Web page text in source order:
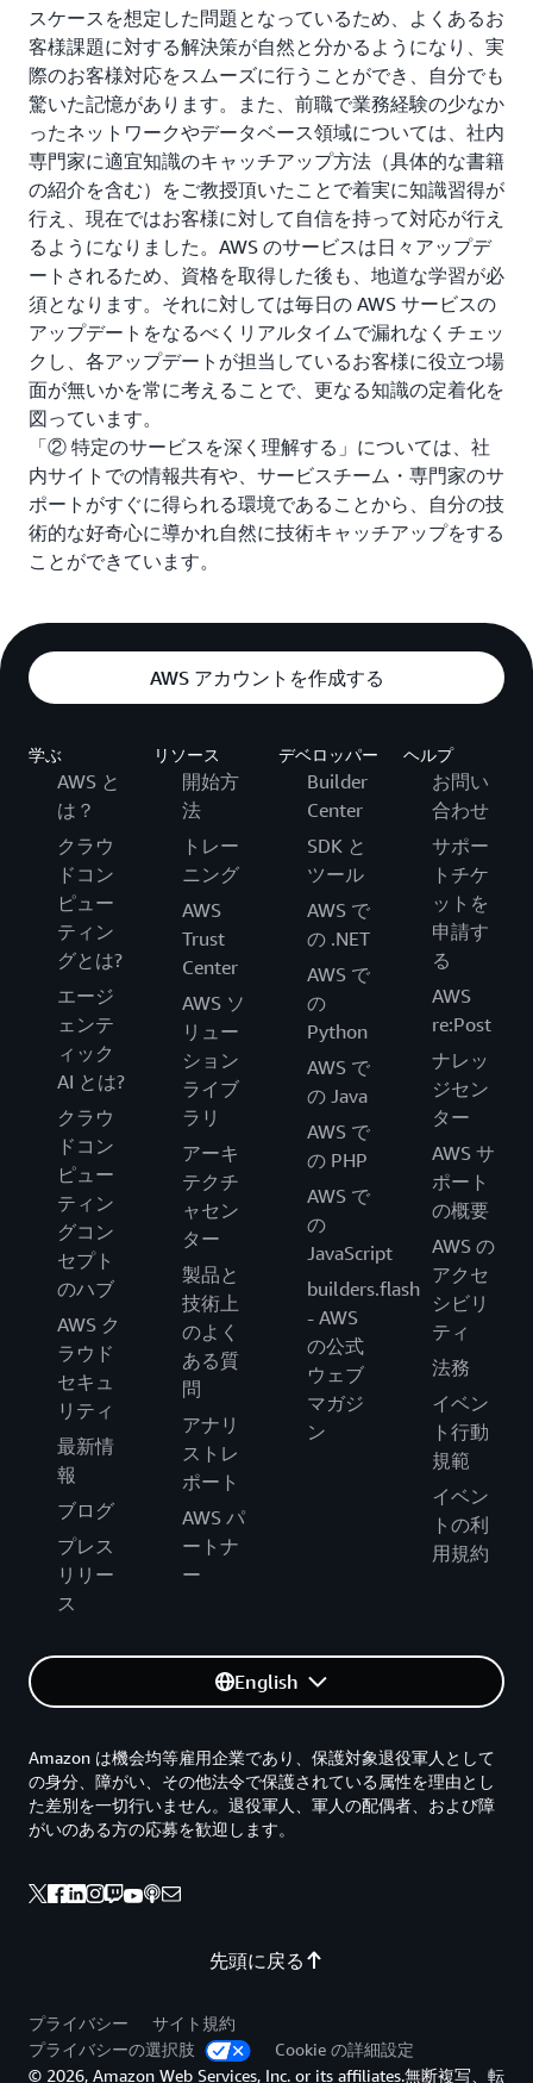
スケースを想定した問題となっているため、よくあるお
客様課題に対する解決策が自然と分かるようになり、実
際のお客様対応をスムーズに行うことができ、自分でも
驚いた記憶があります。また、前職で業務経験の少なか
ったネットワークやデータベース領域については、社内
専門家に適宜知識のキャッチアップ方法（具体的な書籍
の紹介を含む）をご教授頂いたことで着実に知識習得が
行え、現在ではお客様に対して自信を持って対応が行え
るようになりました。AWS のサービスは日々アップデ
ートされるため、資格を取得した後も、地道な学習が必
須となります。それに対しては毎日の AWS サービスの
アップデートをなるべくリアルタイムで漏れなくチェッ
クし、各アップデートが担当しているお客様に役立つ場
面が無いかを常に考えることで、更なる知識の定着化を
図っています。
「② 特定のサービスを深く理解する」については、社
内サイトでの情報共有や、サービスチーム・専門家のサ
ポートがすぐに得られる環境であることから、自分の技
術的な好奇心に導かれ自然に技術キャッチアップをする
ことができています。
AWS アカウントを作成する
学ぶ
AWS と
は？
クラウ
ドコン
ピュー
ティン
グとは?
エージ
ェンテ
ィック
AI とは?
クラウ
ドコン
ピュー
ティン
グコン
セプト
のハブ
AWS ク
ラウド
セキュ
リティ
最新情
報
ブログ
プレス
リリー
ス
リソース
開始方
法
トレー
ニング
AWS
Trust
Center
AWS ソ
リュー
ション
ライブ
ラリ
アーキ
テクチ
ャセン
ター
製品と
技術上
のよく
ある質
問
アナリ
ストレ
ポート
AWS パ
ートナ
ー
デベロッパー
Builder
Center
SDK と
ツール
AWS で
の .NET
AWS で
の
Python
AWS で
の Java
AWS で
の PHP
AWS で
の
JavaScript
builders.flash
- AWS
の公式
ウェブ
マガジ
ン
ヘルプ
お問い
合わせ
サポー
トチケ
ットを
申請す
る
AWS
re:Post
ナレッ
ジセン
ター
AWS サ
ポート
の概要
AWS の
アクセ
シビリ
ティ
法務
イベン
ト行動
規範
イベン
トの利
用規約
English
先頭に戻る
Amazon は機会均等雇用企業であり、保護対象退役軍人として
の身分、障がい、その他法令で保護されている属性を理由とし
た差別を一切行いません。退役軍人、軍人の配偶者、および障
がいのある方の応募を歓迎します。
プライバシー
サイト規約
プライバシーの選択肢
Cookie の詳細設定
© 2026, Amazon Web Services, Inc. or its affiliates.無断複写、転